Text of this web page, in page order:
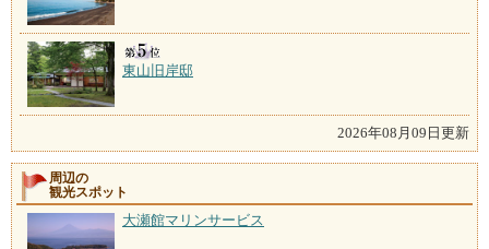
東山旧岸邸
2026年08月09日更新
周辺の
観光スポット
大瀬館マリンサービス